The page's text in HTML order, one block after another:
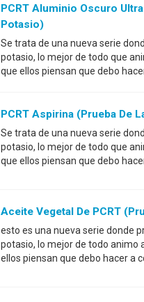
PCRT Aluminio Oscuro
Potasio)
Se trata de una nueva serie
potasio, lo mejor de todo que
que ellos piensan que debo
PCRT Aspirina (prueba De
Se trata de una nueva serie
potasio, lo mejor de todo que
que ellos piensan que debo
Aceite Vegetal De PCRT
esto es una nueva serie donde
potasio, lo mejor de todo animo
ellos piensan que debo hacer a